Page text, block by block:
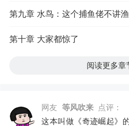
第九章 水鸟：这个捕鱼佬不讲
第十章 大家都惊了
阅读更多章
网友 等风吹来
点评：
这本叫做《奇迹崛起》